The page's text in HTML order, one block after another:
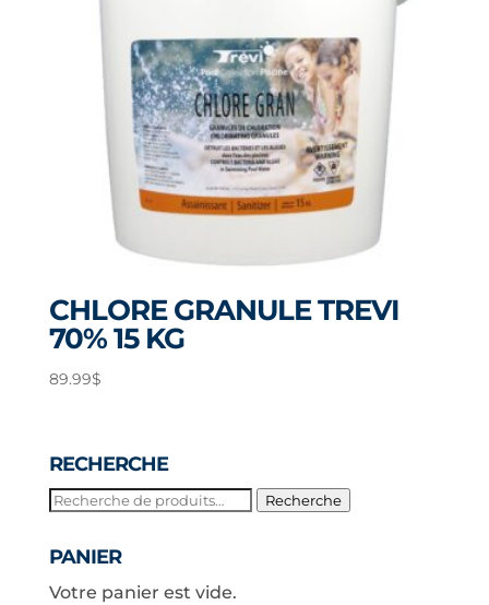
CHLORE GRANULE TREVI
70% 15 KG
89.99$
RECHERCHE
Recherche
Recherche
PANIER
Votre panier est vide.